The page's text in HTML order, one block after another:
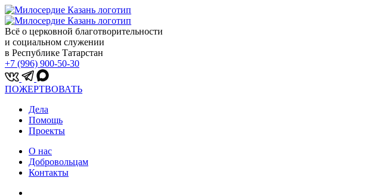
Всё о церковной благотворительности
и социальном служении
в Республике Татарстан
+7 (996) 900-50-30
ПОЖЕРТВОВАТЬ
Дела
Помощь
Проекты
О нас
Добровольцам
Контакты